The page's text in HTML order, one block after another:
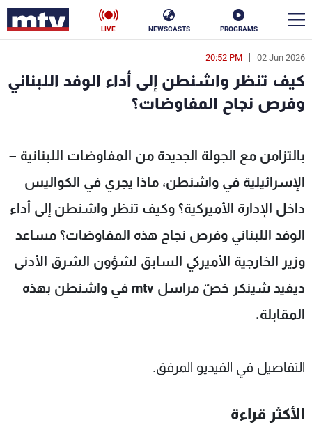
PROGRAMS
NEWSCASTS
LIVE
02 Jun 2026
20:52 PM
كيف تنظر واشنطن إلى أداء الوفد اللبناني
وفرص نجاح المفاوضات؟
بالتزامن مع الجولة الجديدة من المفاوضات اللبنانية –
الإسرائيلية في واشنطن، ماذا يجري في الكواليس
داخل الإدارة الأميركية؟ وكيف تنظر واشنطن إلى أداء
الوفد اللبناني وفرص نجاح هذه المفاوضات؟ مساعد
وزير الخارجية الأميركي السابق لشؤون الشرق الأدنى
ديفيد شينكر خصّ مراسل mtv في واشنطن بهذه
المقابلة.
التفاصيل في الفيديو المرفق.
الأكثر قراءة
en
الأخبار
إقتصاد فن
منوعات رياضة
البرامج
جدول البرامج
الإنـتـاج
لاعلاناتكم